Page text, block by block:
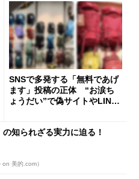
SNSで多発する「無料であげ
ます」投稿の正体 “お涙ち
ょうだい”で偽サイトやLINE
の知られざる実力に迫る！
美的.com）